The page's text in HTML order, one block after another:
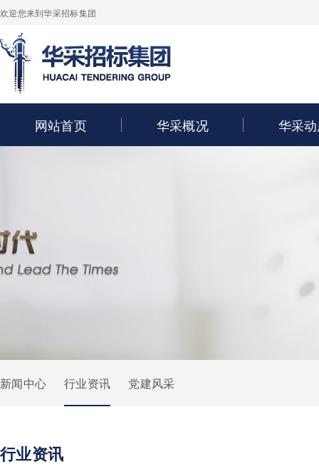
欢迎您来到华采招标集团
网站首页 华采概况 华采
新闻中心 行业资讯 党建风采
行业资讯